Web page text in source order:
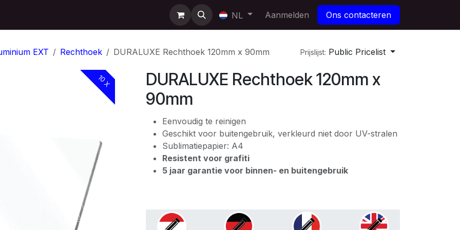
NL Aanmelden Ons contacteren
EXT Rechthoek DURALUXE Rechthoek 120mm x 90mm Prijslijst: Public Pricelist
10 X
DURALUXE Rechthoek 120mm x
90mm
Eenvoudig te reinigen
Geschikt voor buitengebruik, verkleurd niet door UV-stralen
Sublimatiepapier: A4
Resistent voor grafiti
5 jaar garantie voor binnen- en buitengebruik